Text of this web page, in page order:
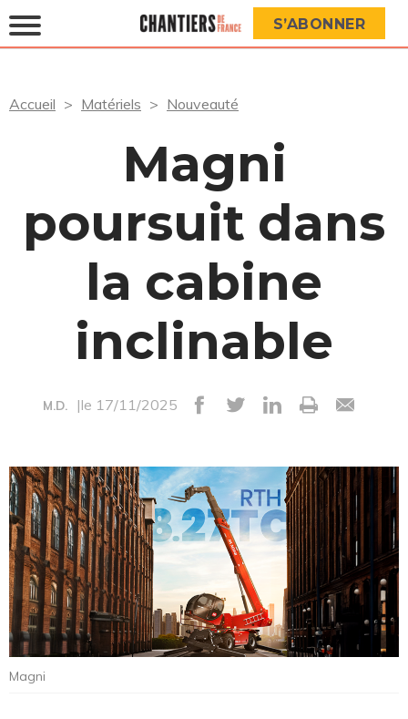
S’ABONNER
Accueil Matériels Nouveauté
Magni
poursuit dans
la cabine
inclinable
M.D. |le 17/11/2025
Magni